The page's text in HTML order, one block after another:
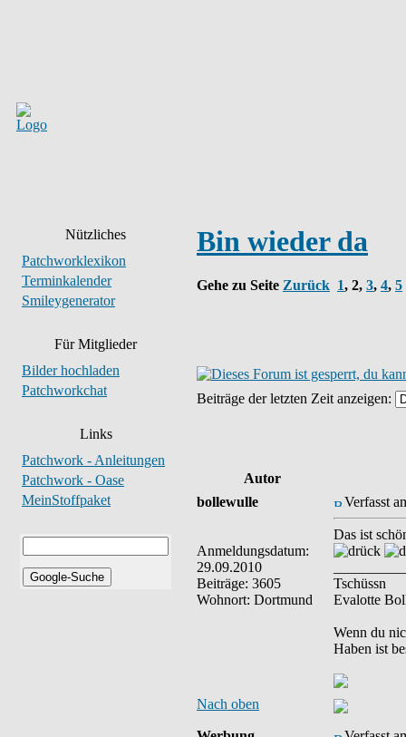
Nützliches
Patchworklexikon
Terminkalender
Smileygenerator
Für Mitglieder
Bilder hochladen
Patchworkchat
Links
Patchwork - Anleitungen
Patchwork - Oase
MeinStoffpaket
Bin wieder da
Gehe zu Seite Zurück 1, 2, 3, 4, 5
Beiträge der letzten Zeit anzeigen:
Autor
bollewulle
Anmeldungsdatum:
29.09.2010
Beiträge: 3605
Wohnort: Dortmund
Verfasst
Das ist
Tschüssn
Evalotte
Wenn du
Haben ist
Nach oben